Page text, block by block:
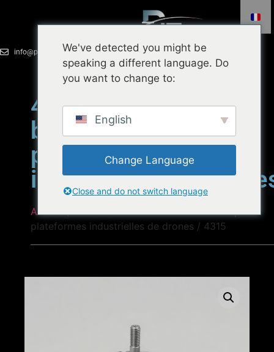
info@pithrust.com +86 18924719951
4315 Moteur sans
balais 600KV pour
plateformes
industrielles de
Accueil
plateformes industrielles de drones / 4315
We've detected you might be
speaking a different language. Do
you want to change to:
English
Change Language
Close and do not switch language